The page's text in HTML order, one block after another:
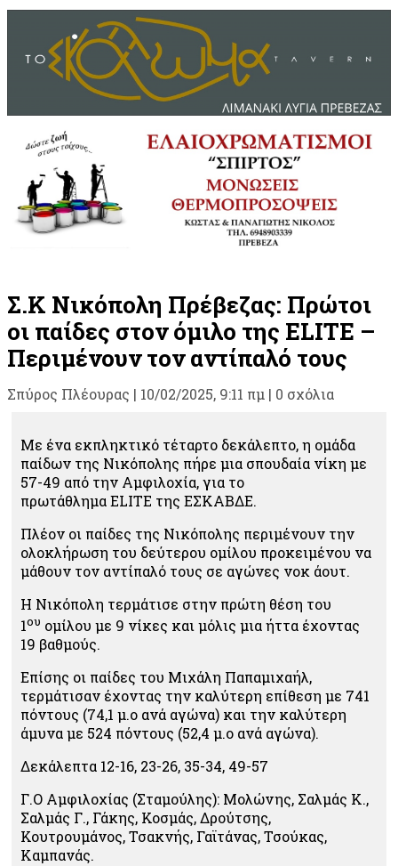
Σ.Κ Νικόπολη Πρέβεζας: Πρώτοι
οι παίδες στον όμιλο της ELITE –
Περιμένουν τον αντίπαλό τους
Σπύρος Πλέουρας | 10/02/2025, 9:11 πμ | 0 σχόλια
Με ένα εκπληκτικό τέταρτο δεκάλεπτο, η ομάδα
παίδων της Νικόπολης πήρε μια σπουδαία νίκη με
57-49 από την Αμφιλοχία, για το
πρωτάθλημαELITE της ΕΣΚΑΒΔΕ.
Πλέον οι παίδες της Νικόπολης περιμένουν την
ολοκλήρωση του δεύτερου ομίλου προκειμένου να
μάθουν τον αντίπαλό τους σε αγώνες νοκ άουτ.
Η Νικόπολη τερμάτισε στην πρώτη θέση του
1ου ομίλου με 9 νίκες και μόλις μια ήττα έχοντας
19 βαθμούς.
Επίσης οι παίδες του Μιχάλη Παπαμιχαήλ,
τερμάτισαν έχοντας την καλύτερη επίθεση με 741
πόντους (74,1 μ.ο ανά αγώνα) και την καλύτερη
άμυνα με 524 πόντους (52,4 μ.ο ανά αγώνα).
Δεκάλεπτα 12-16, 23-26, 35-34, 49-57
Γ.Ο Αμφιλοχίας (Σταμούλης): Μολώνης, Σαλμάς Κ.,
Σαλμάς Γ., Γάκης, Κοσμάς, Δρούτσης,
Κουτρουμάνος, Τσακνής, Γαϊτάνας, Τσούκας,
Καμπανάς.